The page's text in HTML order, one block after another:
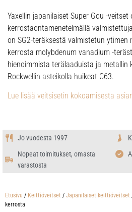
Yaxellin japanilaiset Super Gou -veitset
kerrostaontamenetelmällä
on SG2-teräksestä valmistetun
kerrosta molybdenum vanadium -
hienoimmista terälaaduista ja metallin
Rockwellin asteikolla huikeat C63.
Lue lisää veitsisetin kokoamisesta
Jo vuodesta 1997
Nopeat toimitukset, omasta
varastosta
Etusivu / Keittiöveitset / Japanilaiset keittiöveitset
kerrosta